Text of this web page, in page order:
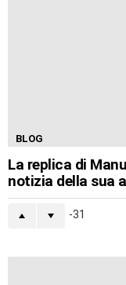
BLOG
La replica di
notizia della sua
-31